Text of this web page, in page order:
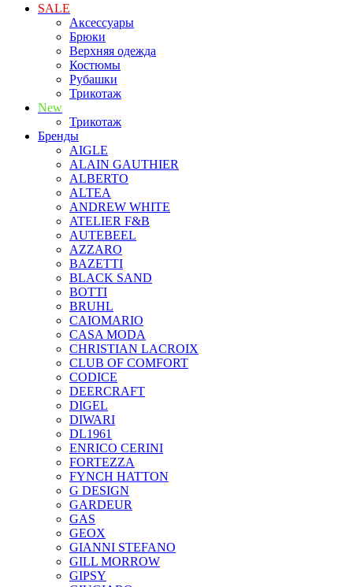
SALE
Аксессуары
Брюки
Верхняя одежда
Костюмы
Рубашки
Трикотаж
New
Трикотаж
Бренды
AIGLE
ALAIN GAUTHIER
ALBERTO
ALTEA
ANDREW WHITE
ATELIER F&B
AUTEBEEL
AZZARO
BAZETTI
BLACK SAND
BOTTI
BRUHL
CAIOMARIO
CASA MODA
CHRISTIAN LACROIX
CLUB OF COMFORT
CODICE
DEERCRAFT
DIGEL
DIWARI
DL1961
ENRICO CERINI
FORTEZZA
FYNCH HATTON
G DESIGN
GARDEUR
GAS
GEOX
GIANNI STEFANO
GILL MORROW
GIPSY